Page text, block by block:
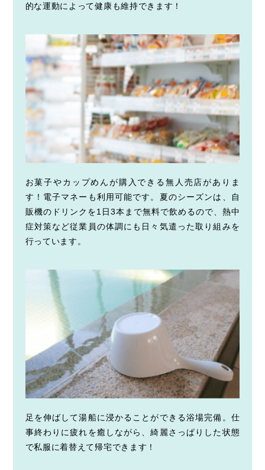
的な運動によって健康も維持できます！
お菓子やカップめんが購入できる無人売店がありま
す！電子マネーも利用可能です。夏のシーズンは、自
販機のドリンクを1日3本まで無料で飲めるので、熱中
症対策など従業員の体調にも日々気遣った取り組みを
行っています。
足を伸ばして湯船に浸かることができる浴場完備。仕
事終わりに疲れを癒しながら、綺麗さっぱりした状態
で私服に着替えて帰宅できます！